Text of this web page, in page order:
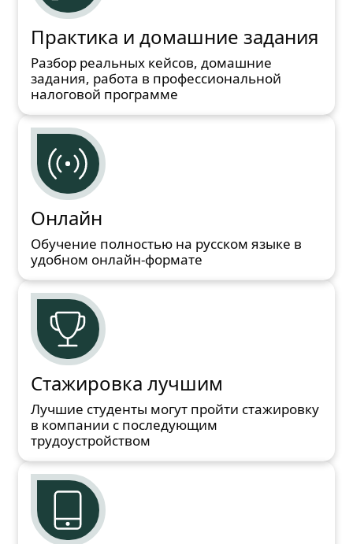
Практика и домашние задания
Разбор реальных кейсов, домашние
задания, работа в профессиональной
налоговой программе
Онлайн
Обучение полностью на русском языке в
удобном онлайн-формате
Стажировка лучшим
Лучшие студенты могут пройти стажировку
в компании с последующим
трудоустройством